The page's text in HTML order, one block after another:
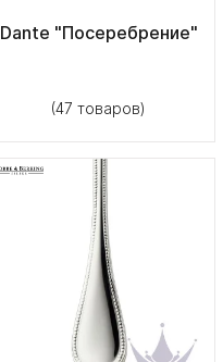
Dante "Посеребрение"
(47 товаров)